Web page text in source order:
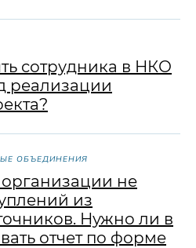
сотрудника в НКО
реализации
ОБЪЕДИНЕНИЯ
не
из
Нужно ли в
отчет по форме